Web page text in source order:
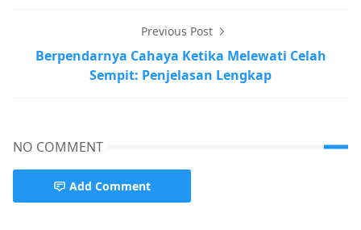
Previous Post
Berpendarnya Cahaya Ketika Melewati Celah
Sempit: Penjelasan Lengkap
NO COMMENT
Add Comment